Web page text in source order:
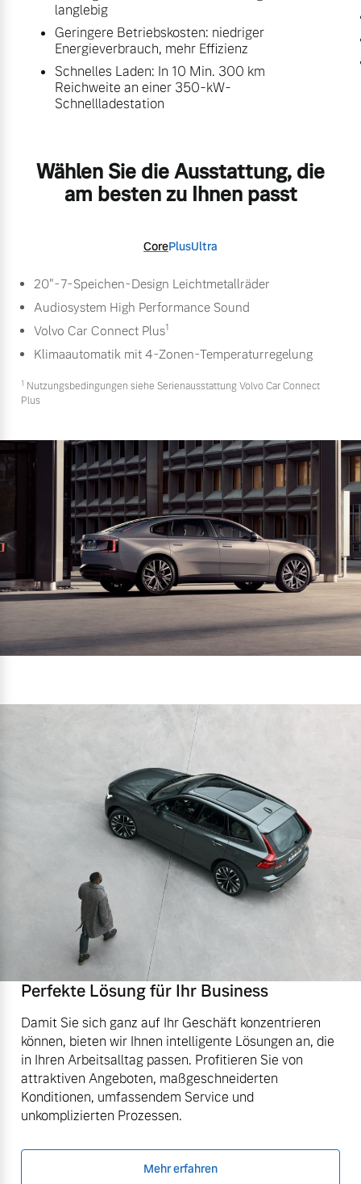
langlebig
Geringere Betriebskosten: niedriger
Energieverbrauch, mehr Effizienz
Schnelles Laden: In 10 Min. 300 km
Reichweite an einer 350-kW-
Schnellladestation
Wählen Sie die Ausstattung, die
am besten zu Ihnen passt
CorePlusUltra
20"-7-Speichen-Design Leichtmetallräder
Audiosystem High Performance Sound
Volvo Car Connect Plus1
Klimaautomatik mit 4-Zonen-Temperaturregelung
1 Nutzungsbedingungen siehe Serienausstattung Volvo Car Connect
Plus
Perfekte Lösung für Ihr Business
Damit Sie sich ganz auf Ihr Geschäft konzentrieren
können, bieten wir Ihnen intelligente Lösungen an, die
in Ihren Arbeitsalltag passen. Profitieren Sie von
attraktiven Angeboten, maßgeschneiderten
Konditionen, umfassendem Service und
unkomplizierten Prozessen.
Mehr erfahren